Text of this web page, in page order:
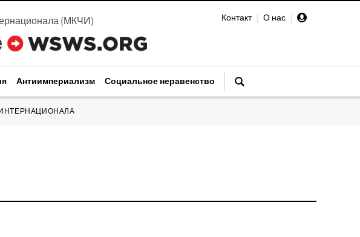
Контакт | О нас |
(МКЧИ)
Антиимпериализм Социальное неравенство